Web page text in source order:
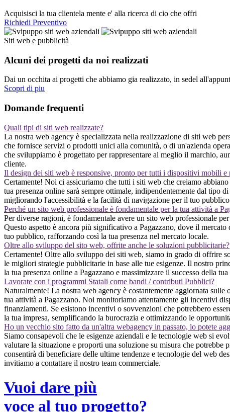
Acquisisci la tua clientela mente e' alla ricerca di cio che offri
Richiedi Preventivo
Siti web e pubblicità
Alcuni dei progetti da noi realizzati
Dai un occhita ai progetti che abbiamo gia realizzato, in sedel
Scopri di piu
Domande frequenti
Quali tipi di siti web realizzate?
La nostra web agency è specializzata nella realizzazione di siti web
che fornisce servizi o prodotti unici alla comunità, o di un'azienda
che sviluppiamo è progettato per rappresentare al meglio il marchio,
cliente.
Il design dei siti web è responsive, pronto per tutti i dispositivi mobili e
Certamente! Noi ci assicuriamo che tutti i siti web che creiamo
tua presenza online sarà sempre ottimale, indipendentemente dal tipo
migliorando l'accessibilità e la facilità di navigazione per il tuo
Perché un sito web professionale è fondamentale per la tua attività a
Per diverse ragioni, è fondamentale avere un sito web professionale
Questo aspetto è ancora più significativo a Pagazzano, dove il
tuo pubblico, rafforzando così la tua presenza nel mercato locale.
Oltre allo sviluppo del sito web, offrite anche le soluzioni pubblicitarie?
Certamente! Oltre allo sviluppo dei siti web, siamo in grado di offrire
le migliori strategie pubblicitarie in base alle tue esigenze. Il nostro
la tua presenza online a Pagazzano e massimizzare il successo della
Lavorate con i programmi Statali come bandi / contributi Pubblici?
Naturalmente! La nostra web agency è costantemente aggiornata
tua attività a Pagazzano. Noi monitoriamo attentamente gli incentivi
finanziamenti. Se esistono incentivi o sovvenzioni che potrebbero
la tua impresa, semplificando la burocrazia e ottimizzando le
Ho un vecchio sito fatto da un'altra webagency in passato, lo potete
Siamo consapevoli che le esigenze aziendali e le tecnologie web si
valutare la situazione e proporti una soluzione su misura che
consentirà di beneficiare delle ultime tendenze e tecnologie del web
invitiamo a contattare il nostro team commerciale.
Vuoi dare più
voce al tuo progetto?